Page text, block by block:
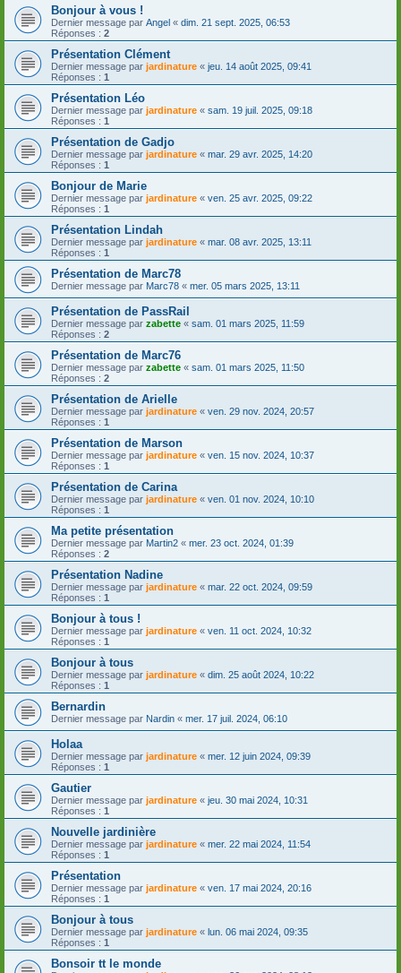
Bonjour à vous !
Dernier message par Angel « dim. 21 sept. 2025, 06:53
Réponses : 2
Présentation Clément
Dernier message par jardinature « jeu. 14 août 2025, 09:41
Réponses : 1
Présentation Léo
Dernier message par jardinature « sam. 19 juil. 2025, 09:18
Réponses : 1
Présentation de Gadjo
Dernier message par jardinature « mar. 29 avr. 2025, 14:20
Réponses : 1
Bonjour de Marie
Dernier message par jardinature « ven. 25 avr. 2025, 09:22
Réponses : 1
Présentation Lindah
Dernier message par jardinature « mar. 08 avr. 2025, 13:11
Réponses : 1
Présentation de Marc78
Dernier message par Marc78 « mer. 05 mars 2025, 13:11
Présentation de PassRail
Dernier message par zabette « sam. 01 mars 2025, 11:59
Réponses : 2
Présentation de Marc76
Dernier message par zabette « sam. 01 mars 2025, 11:50
Réponses : 2
Présentation de Arielle
Dernier message par jardinature « ven. 29 nov. 2024, 20:57
Réponses : 1
Présentation de Marson
Dernier message par jardinature « ven. 15 nov. 2024, 10:37
Réponses : 1
Présentation de Carina
Dernier message par jardinature « ven. 01 nov. 2024, 10:10
Réponses : 1
Ma petite présentation
Dernier message par Martin2 « mer. 23 oct. 2024, 01:39
Réponses : 2
Présentation Nadine
Dernier message par jardinature « mar. 22 oct. 2024, 09:59
Réponses : 1
Bonjour à tous !
Dernier message par jardinature « ven. 11 oct. 2024, 10:32
Réponses : 1
Bonjour à tous
Dernier message par jardinature « dim. 25 août 2024, 10:22
Réponses : 1
Bernardin
Dernier message par Nardin « mer. 17 juil. 2024, 06:10
Holaa
Dernier message par jardinature « mer. 12 juin 2024, 09:39
Réponses : 1
Gautier
Dernier message par jardinature « jeu. 30 mai 2024, 10:31
Réponses : 1
Nouvelle jardinière
Dernier message par jardinature « mer. 22 mai 2024, 11:54
Réponses : 1
Présentation
Dernier message par jardinature « ven. 17 mai 2024, 20:16
Réponses : 1
Bonjour à tous
Dernier message par jardinature « lun. 06 mai 2024, 09:35
Réponses : 1
Bonsoir tt le monde